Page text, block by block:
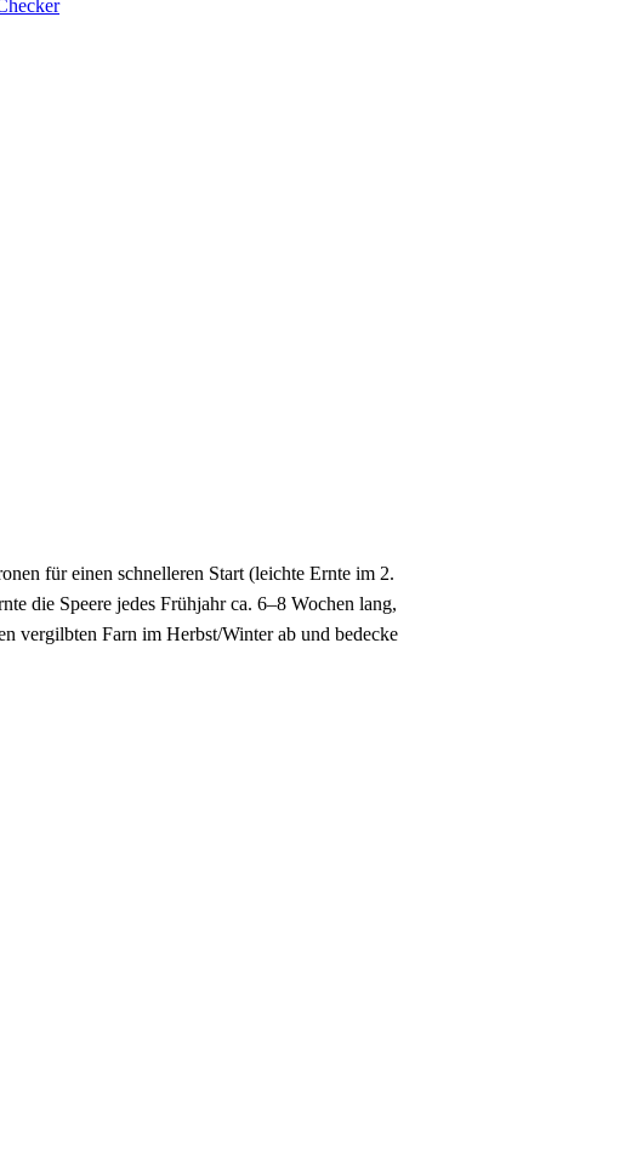
für einen schnelleren Start (leichte Ernte im 2.
die Speere jedes Frühjahr ca. 6–8 Wochen lang,
vergilbten Farn im Herbst/Winter ab und bedecke